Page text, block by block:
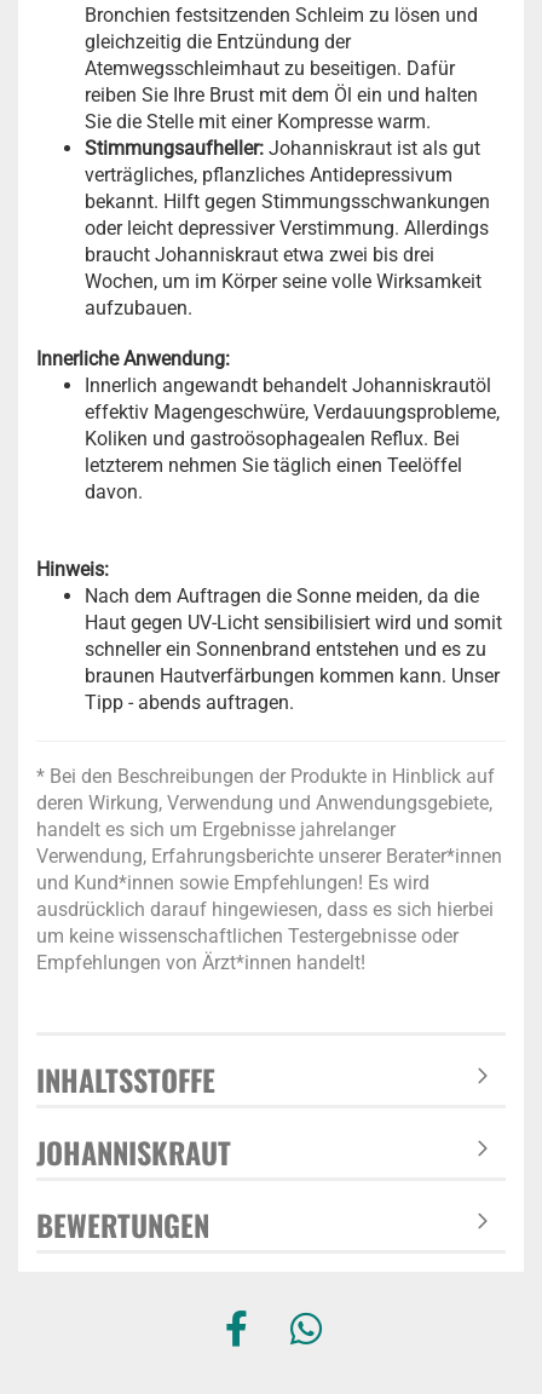
Bronchien festsitzenden Schleim zu lösen und
gleichzeitig die Entzündung der
Atemwegsschleimhaut zu beseitigen. Dafür
reiben Sie Ihre Brust mit dem Öl ein und halten
Sie die Stelle mit einer Kompresse warm.
Stimmungsaufheller: Johanniskraut ist als gut
verträgliches, pflanzliches Antidepressivum
bekannt. Hilft gegen Stimmungsschwankungen
oder leicht depressiver Verstimmung. Allerdings
braucht Johanniskraut etwa zwei bis drei
Wochen, um im Körper seine volle Wirksamkeit
aufzubauen.
Innerliche Anwendung:
Innerlich angewandt behandelt Johanniskrautöl
effektiv Magengeschwüre, Verdauungsprobleme,
Koliken und gastroösophagealen Reflux. Bei
letzterem nehmen Sie täglich einen Teelöffel
davon.
Hinweis:
Nach dem Auftragen die Sonne meiden, da die
Haut gegen UV-Licht sensibilisiert wird und somit
schneller ein Sonnenbrand entstehen und es zu
braunen Hautverfärbungen kommen kann. Unser
Tipp - abends auftragen.
* Bei den Beschreibungen der Produkte in Hinblick auf
deren Wirkung, Verwendung und Anwendungsgebiete,
handelt es sich um Ergebnisse jahrelanger
Verwendung, Erfahrungsberichte unserer Berater*innen
und Kund*innen sowie Empfehlungen! Es wird
ausdrücklich darauf hingewiesen, dass es sich hierbei
um keine wissenschaftlichen Testergebnisse oder
Empfehlungen von Ärzt*innen handelt!
INHALTSSTOFFE
JOHANNISKRAUT
BEWERTUNGEN